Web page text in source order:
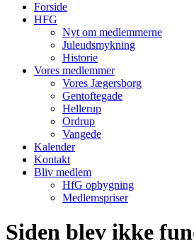
Forside
HFG
Nyt om medlemmerne
Juleudsmykning
Historie
Vores medlemmer
Vores Jægersborg
Gentoftegade
Hellerup
Ordrup
Vangede
Kalender
Kontakt
Bliv medlem
HfG opbygning
Medlemspriser
Siden blev ikke